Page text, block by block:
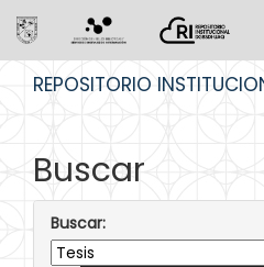
REPOSITORIO
Buscar
Buscar: